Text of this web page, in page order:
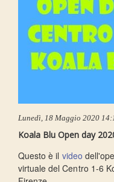
Lunedì, 18 Maggio 2020
Koala Blu Open day
Questo è il video
virtuale del Centro 1-6